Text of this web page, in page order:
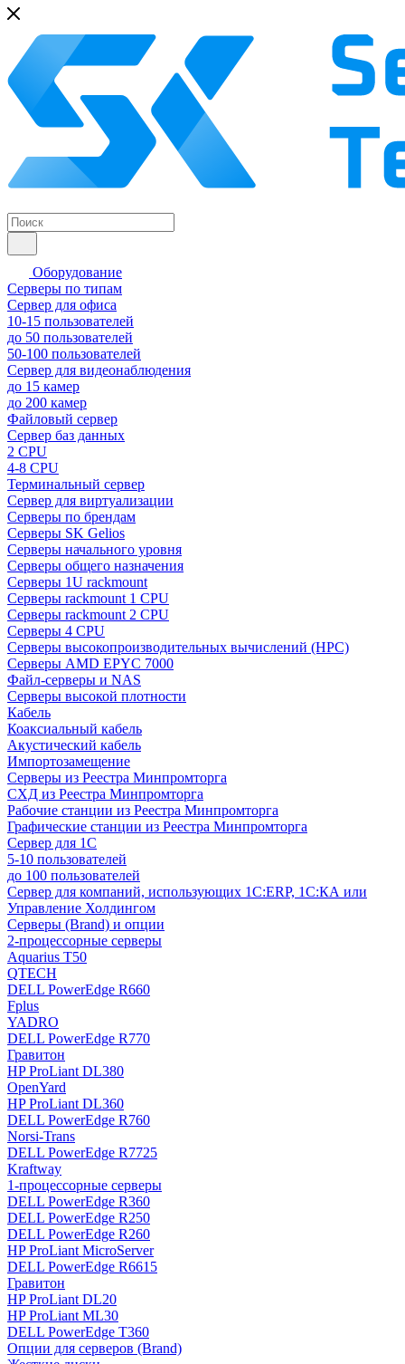
Оборудование
Серверы по типам
Сервер для офиса
10-15 пользователей
до 50 пользователей
50-100 пользователей
Сервер для видеонаблюдения
до 15 камер
до 200 камер
Файловый сервер
Сервер баз данных
2 CPU
4-8 CPU
Терминальный сервер
Сервер для виртуализации
Серверы по брендам
Серверы SK Gelios
Серверы начального уровня
Серверы общего назначения
Серверы 1U rackmount
Серверы rackmount 1 CPU
Серверы rackmount 2 CPU
Серверы 4 CPU
Серверы высокопроизводительных вычислений (HPC)
Серверы AMD EPYC 7000
Файл-серверы и NAS
Серверы высокой плотности
Кабель
Коаксиальный кабель
Акустический кабель
Импортозамещение
Серверы из Реестра Минпромторга
СХД из Реестра Минпромторга
Рабочие станции из Реестра Минпромторга
Графические станции из Реестра Минпромторга
Сервер для 1С
5-10 пользователей
до 100 пользователей
Сервер для компаний, использующих 1C:ERP, 1С:КА или
Управление Холдингом
Серверы (Brand) и опции
2-процессорные серверы
Aquarius T50
QTECH
DELL PowerEdge R660
Fplus
YADRO
DELL PowerEdge R770
Гравитон
HP ProLiant DL380
OpenYard
HP ProLiant DL360
DELL PowerEdge R760
Norsi-Trans
DELL PowerEdge R7725
Kraftway
1-процессорные серверы
DELL PowerEdge R360
DELL PowerEdge R250
DELL PowerEdge R260
HP ProLiant MicroServer
DELL PowerEdge R6615
Гравитон
HP ProLiant DL20
HP ProLiant ML30
DELL PowerEdge T360
Опции для серверов (Brand)